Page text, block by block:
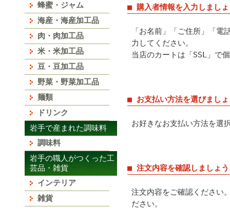
蜂蜜・ジャム
海産・海産加工品
肉・肉加工品
米・米加工品
豆・豆加工品
野菜・野菜加工品
麺類
ドリンク
岩手で産まれた調味料
調味料
岩手の職人がつくった工
芸品・雑貨
インテリア
雑貨
■ 購入者情報を入力しまし
「お名前」「ご住所」「
力してください。
当店のカートは「SSL」で
■ お支払い方法を選びまし
お好きなお支払い方法を選
■ 注文内容を確認しましょう
注文内容をご確認ください
ださい。